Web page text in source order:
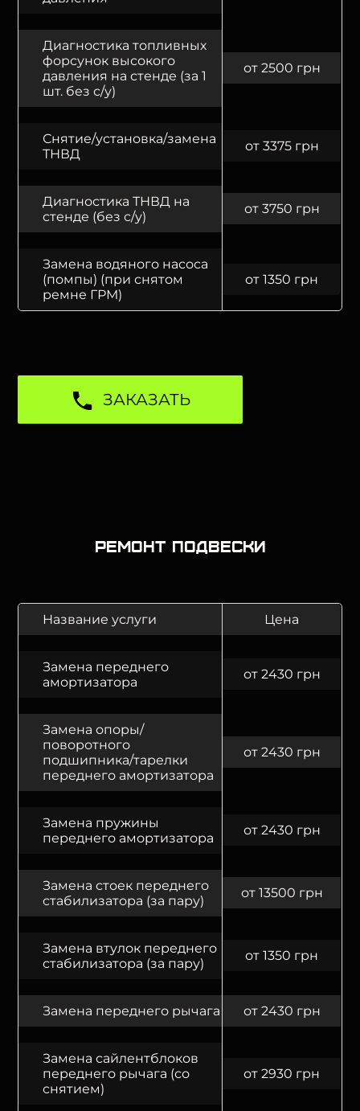
Диагностика топливных
форсунок высокого
давления на стенде (за 1
шт. без с/у)
от 2500 грн
Снятие/установка/замена
ТНВД
от 3375 грн
Диагностика ТНВД на
стенде (без с/у)
от 3750 грн
Замена водяного насоса
(помпы) (при снятом
ремне ГРМ)
от 1350 грн
ЗАКАЗАТЬ
Ремонт подвески
Название услуги Цена
Замена переднего
амортизатора
от 2430 грн
Замена опоры/
поворотного
подшипника/тарелки
переднего амортизатора
от 2430 грн
Замена пружины
переднего амортизатора
от 2430 грн
Замена стоек переднего
стабилизатора (за пару)
от 13500 грн
Замена втулок переднего
стабилизатора (за пару)
от 1350 грн
Замена переднего рычага от 2430 грн
Замена сайлентблоков
переднего рычага (со
снятием)
от 2930 грн